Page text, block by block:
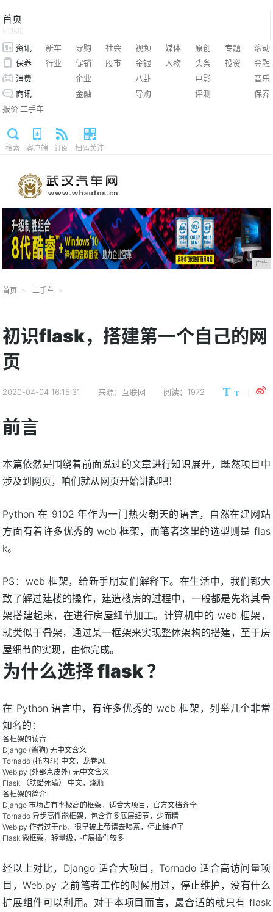
首页
HOME
资讯 新车 导购 社会 视频 媒体 原创 专题
滚动
保养
行业 促销 股市 金银 人物 头条 投资
金融
消费
企业 八卦 电影
音乐
商讯
金融 导购 评测
保养
报价 二手车
搜索 客户端 订阅 扫码关注
广告
首页 二手车
初识flask，搭建第一个自己的网
页
2020-04-04 16:15:31 来源：互联网 阅读：1972
前言
本篇依然是围绕着前面说过的文章进行知识展开，既然项目中
涉及到网页，咱们就从网页开始讲起吧！
Python 在 9102 年作为一门热火朝天的语言，自然在建网站
方面有着许多优秀的 web 框架，而笔者这里的选型则是 flas
k。
PS：web 框架，给新手朋友们解释下。在生活中，我们都大
致了解过建楼的操作，建造楼房的过程中，一般都是先将其骨
架搭建起来，在进行房屋细节加工。计算机中的 web 框架，
就类似于骨架，通过某一框架来实现整体架构的搭建，至于房
屋细节的实现，由你完成。
为什么选择 flask ？
在 Python 语言中，有许多优秀的 web 框架，列举几个非常
知名的：
各框架的读音
Django (酱狗) 无中文含义
Tornado (托内斗) 中文，龙卷风
Web.py (外部点皮外) 无中文含义
Flask （肤蜡死磕） 中文，烧瓶
各框架的简介
Django 市场占有率极高的框架，适合大项目，官方文档齐全
Tornado 异步高性能框架，包含许多底层细节，少而精
Web.py 作者过于nb，很早被上帝请去喝茶，停止维护了
Flask 微框架，轻量级，扩展插件较多
经以上对比，Django 适合大项目，Tornado 适合高访问量项
目，Web.py 之前笔者工作的时候用过，停止维护，没有什么
扩展组件可以利用。对于本项目而言，最合适的就只有 flask